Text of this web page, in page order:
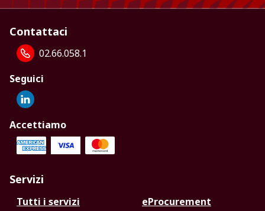
Contattaci
02.66.058.1
Seguici
Accettiamo
Servizi
Tutti i servizi
eProcurement